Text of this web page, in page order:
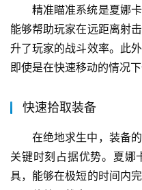
精准瞄准系统是夏娜
能够帮助玩家在远距离射
升了玩家的战斗效率。此
即使是在快速移动的情况
快速拾取装备
在绝地求生中，装备
关键时刻占据优势。夏娜
具，能够在极短的时间内